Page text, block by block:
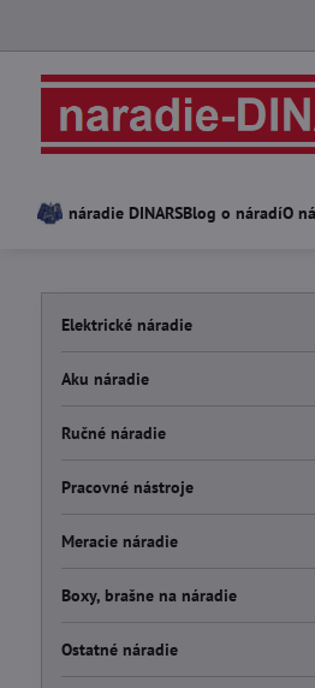
náradie DINARSBlog o náradíO
Elektrické náradie
Aku náradie
Ručné náradie
Pracovné nástroje
Meracie náradie
Boxy, brašne na náradie
Ostatné náradie